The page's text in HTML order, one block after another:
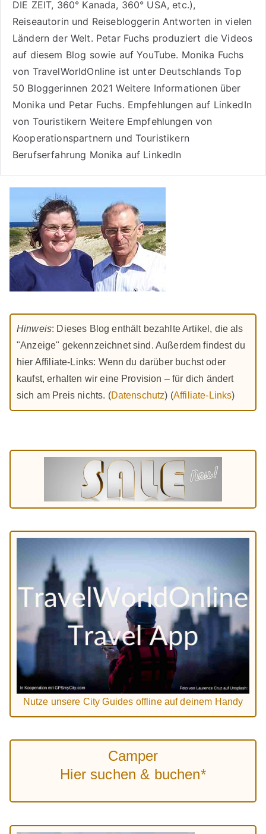
DIE ZEIT, 360° Kanada, 360° USA, etc.),
Reiseautorinund Reisebloggerin Antworten in vielen
Ländern der Welt. Petar Fuchs produziert die Videos
auf diesem Blog sowie aufYouTube. Monika Fuchs
von TravelWorldOnline ist unter Deutschlands Top
50 Bloggerinnen 2021 Weitere Informationen über
Monika und Petar Fuchs. Empfehlungen auf LinkedIn
von Touristikern Weitere Empfehlungen von
Kooperationspartnern und Touristikern
Berufserfahrung Monika auf LinkedIn
Hinweis: Dieses Blog enthält bezahlte Artikel, die als
"Anzeige" gekennzeichnet sind. Außerdem findest du
hier Affiliate-Links: Wenn du darüber buchst oder
kaufst, erhalten wir eine Provision – für dich ändert
sich am Preis nichts. (Datenschutz) (Affiliate-Links)
Nutze unsere City Guides offline auf deinem Handy
Camper
Hier suchen & buchen*